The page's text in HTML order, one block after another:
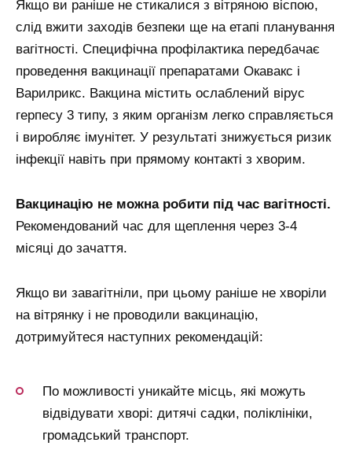
Якщо ви раніше не стикалися з вітряною віспою,
слід вжити заходів безпеки ще на етапі планування
вагітності. Специфічна профілактика передбачає
проведення вакцинації препаратами Окавакс і
Варилрикс. Вакцина містить ослаблений вірус
герпесу 3 типу, з яким організм легко справляється
і виробляє імунітет. У результаті знижується ризик
інфекції навіть при прямому контакті з хворим.
Вакцинацію не можна робити під час вагітності.
Рекомендований час для щеплення через 3-4
місяці до зачаття.
Якщо ви завагітніли, при цьому раніше не хворіли
на вітрянку і не проводили вакцинацію,
дотримуйтеся наступних рекомендацій:
По можливості уникайте місць, які можуть
відвідувати хворі: дитячі садки, поліклініки,
громадський транспорт.